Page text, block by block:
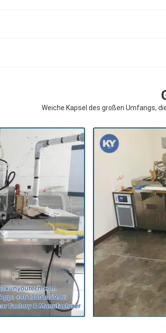
Weiche Kapsel des großen Umfangs,